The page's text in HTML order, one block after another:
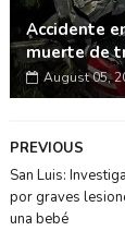
Accidente
muerte de
August 05,
PREVIOUS
San Luis:
por graves
una bebé